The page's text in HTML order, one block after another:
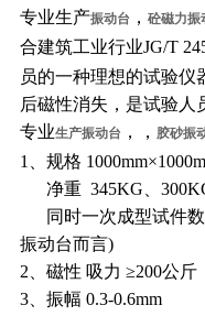
专业生产振动台 ， 砼磁力振
合建筑工业行业JG/T
员的一种理想的试验
后磁性消失，是试验人
专业生产振动台 ， ， 胶砂振
1、规格
净重 345KG、
同时一次成型试件数
振动台而言)
2、磁性 吸力 ≥200公斤
3、振幅 0.3-0.6mm